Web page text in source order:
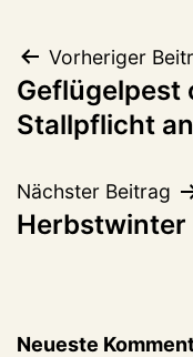
Vorheriger
Geflügelpest
Stallpflicht
Nächster Beitrag
Herbstwinter
Neueste